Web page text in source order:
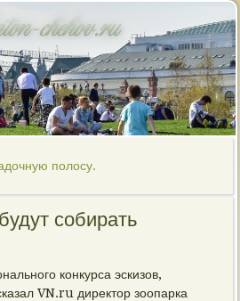
полосу.
собирать
конкурса эскизов,
VN.ru директор зоопарка